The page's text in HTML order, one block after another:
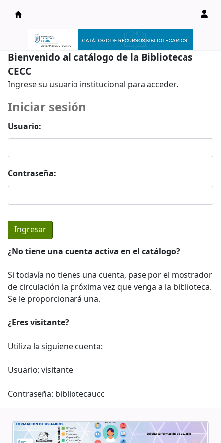
Catálogo en línea
Bienvenido al catálogo de la Bibliotecas
CECC
Ingrese su usuario institucional para acceder.
Iniciar sesión
Usuario:
Contraseña:
¿No tiene una cuenta activa en el catálogo?
Si todavía no tienes una cuenta, pase por el mostrador
de circulación la próxima vez que venga a la biblioteca.
Se le proporcionará una.
¿Eres visitante?
Utiliza la siguiene cuenta:
Usuario: visitante
Contraseña: bibliotecaucc